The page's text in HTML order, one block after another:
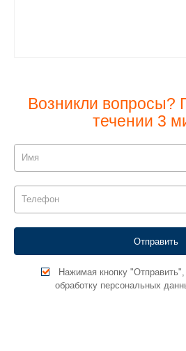
Возникли вопросы?
течении 3
Нажимая кнопку
обработку персональных